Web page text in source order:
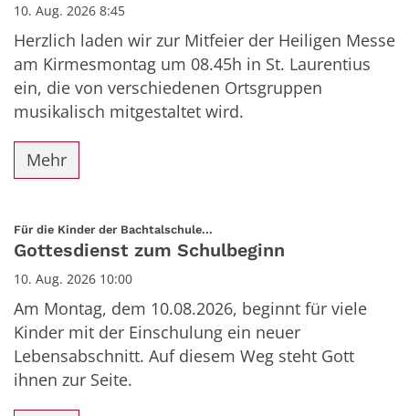
10. Aug. 2026 8:45
Herzlich laden wir zur Mitfeier der Heiligen Messe
am Kirmesmontag um 08.45h in St. Laurentius
ein, die von verschiedenen Ortsgruppen
musikalisch mitgestaltet wird.
Mehr
Für die Kinder der Bachtalschule...
Gottesdienst zum Schulbeginn
10. Aug. 2026 10:00
Am Montag, dem 10.08.2026, beginnt für viele
Kinder mit der Einschulung ein neuer
Lebensabschnitt. Auf diesem Weg steht Gott
ihnen zur Seite.